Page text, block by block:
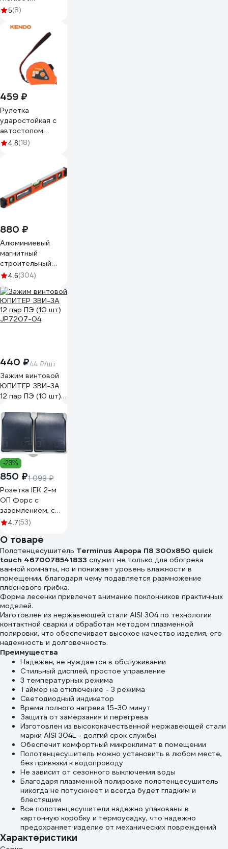
20x12x2000 мм,
пвх, белый
IMT20120WH
5(8)
459 ₽
Рулетка
ударостойкая с
автостопом
KENDO 8м х 25мм
4.8(18)
880 ₽
Алюминиевый
магнитный
строительный
уровень Gigant
4.6(304)
440 ₽44 ₽/шт
Зажим винтовой
ЮПИТЕР ЗВИ-3А
12 пар ПЭ (10 шт)
-23%
850 ₽1 099 ₽
Розетка IEK 2-м
ОП Форс с
заземлением, с
крышкой IP54
ИЭК ERS22-K03-
16-54-DC
4.7(53)
О товаре
Полотенцесушитель Terminus Аврора П8 300x850 quick
touch 4670078541833 служит не только для обогрева
ванной комнаты, но и понижает уровень влажности в
помещении, благодаря чему подавляется размножение
плесневого грибка.
Форма лесенки привлечет внимание поклонников практичных
моделей.
Изготовлен из нержавеющей стали AISI 304 по технологии
контактной сварки и обработан методом плазменной
полировки, что обеспечивает высокое качество изделия, его
надежность и долговечность.
Преимущества
Надежен, не нуждается в обслуживании
Стильный дисплей, простое управление
3 температурных режима
Таймер на отключение - 3 режима
Светодиодный индикатор
Время полного нагрева 15-30 минут
Защита от замерзания и перегрева
Изготовлен из высококачественной нержавеющей стали
марки AISI 304L - долгий срок службы
Обеспечит комфортный микроклимат в помещении
Полотенцесушитель можно установить в любом месте,
без привязки к водопроводу
Не зависит от сезонного выключения воды
Благодаря плазменной полировке полотенцесушитель
никогда не потускнеет и всегда будет гладким и
блестящим
Все полотенцесушители надежно упакованы в
картонную коробку и термоусадку, что надежно
предохраняет изделие от механических повреждений
Характеристики